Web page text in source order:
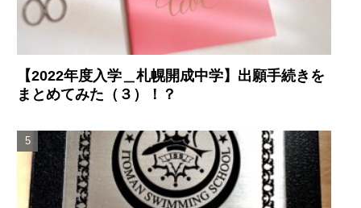
【2022年度入学＿札幌開成中学】出願手続きを
まとめてみた（３）！？